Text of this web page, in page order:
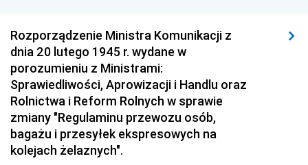
Rozporządzenie Ministra Komunikacji z
dnia 20 lutego 1945 r. wydane w
porozumieniu z Ministrami:
Sprawiedliwości, Aprowizacji i Handlu oraz
Rolnictwa i Reform Rolnych w sprawie
zmiany "Regulaminu przewozu osób,
bagażu i przesyłek ekspresowych na
kolejach żelaznych".